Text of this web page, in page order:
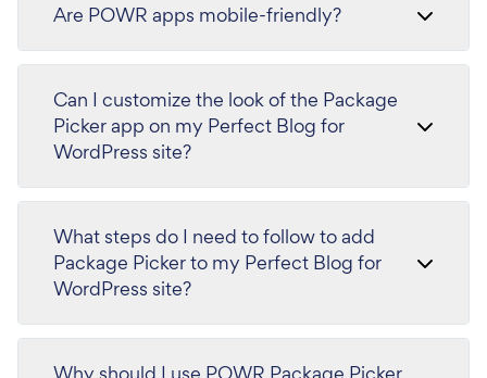
Are POWR apps mobile-friendly?
Can I customize the look of the Package
Picker app on my Perfect Blog for
WordPress site?
What steps do I need to follow to add
Package Picker to my Perfect Blog for
WordPress site?
Why should I use POWR Package Picker